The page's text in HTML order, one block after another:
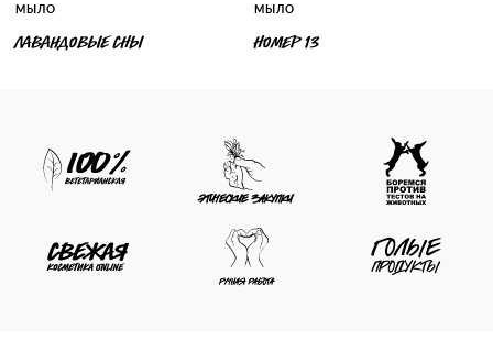
МЫЛО
ЛАВАНДОВЫЕ СНЫ
МЫЛО
НОМЕР 13